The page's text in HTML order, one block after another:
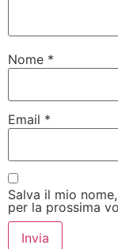
Nome *
Email *
Salva il mio
per la prossima